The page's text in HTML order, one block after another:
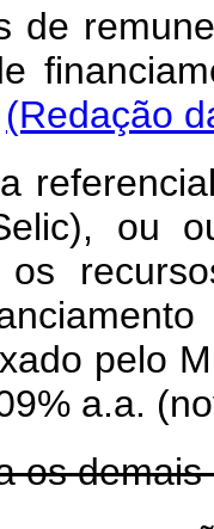
de
(Redação
ou
os
pelo
a.a.
os